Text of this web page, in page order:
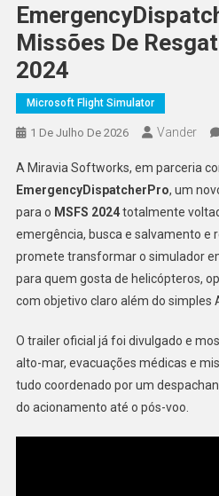
Missões De
2024
Microsoft Flight Simulator
1 De Julho De 2026 Vander
A Miravia Softworks, em parceria
EmergencyDispatcherPro, um
para o MSFS 2024totalmente
emergência, busca e salvamento e
promete transformar o simulador
para quem gosta de helicópteros,
com objetivo claro além do simples
O trailer oficial já foi divulgado e
alto-mar, evacuações médicas e
tudo coordenado por um
do acionamento até o pós-voo.